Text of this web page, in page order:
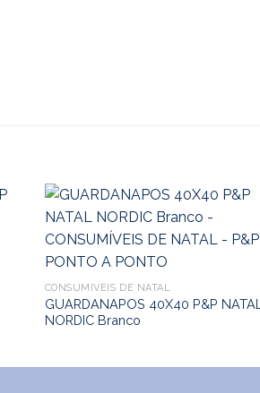
CONSUMÍVEIS DE NATAL
GUARDANAPOS 40X40 P&P NATAL
NORDIC Branco